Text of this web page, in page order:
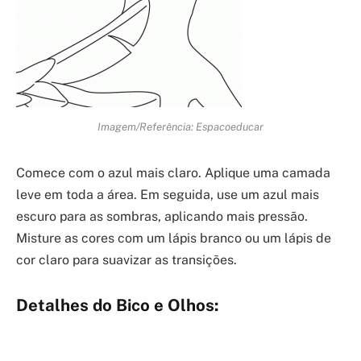
Imagem/Referência: Espacoeducar
Comece com o azul mais claro. Aplique uma camada
leve em toda a área. Em seguida, use um azul mais
escuro para as sombras, aplicando mais pressão.
Misture as cores com um lápis branco ou um lápis de
cor claro para suavizar as transições.
Detalhes do Bico e Olhos: